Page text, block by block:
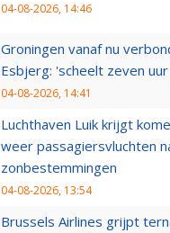
04-08-2026, 14:46
Groningen vanaf nu
Esbjerg: 'scheelt zeven
04-08-2026, 14:41
Luchthaven Luik krijgt
weer passagiersvluchten
zonbestemmingen
04-08-2026, 13:54
Brussels Airlines grijpt